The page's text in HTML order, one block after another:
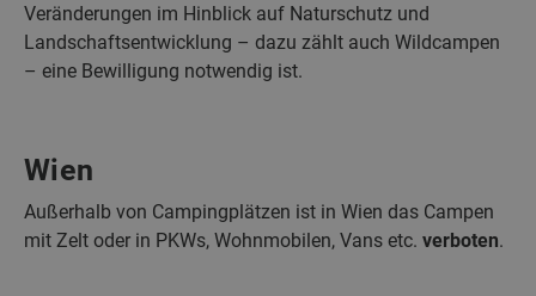
Veränderungen im Hinblick auf Naturschutz und
Landschaftsentwicklung – dazu zählt auch Wildcampen
– eine Bewilligung notwendig ist.
Wien
Außerhalb von Campingplätzen ist in Wien das Campen
mit Zelt oder in PKWs, Wohnmobilen, Vans etc. verboten.